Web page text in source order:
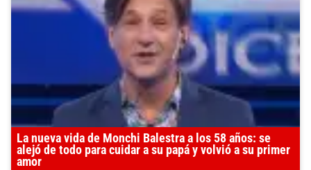
La nueva vida de Monchi Balestra a los 58 años: se
alejó de todo para cuidar a su papá y volvió a su primer
amor